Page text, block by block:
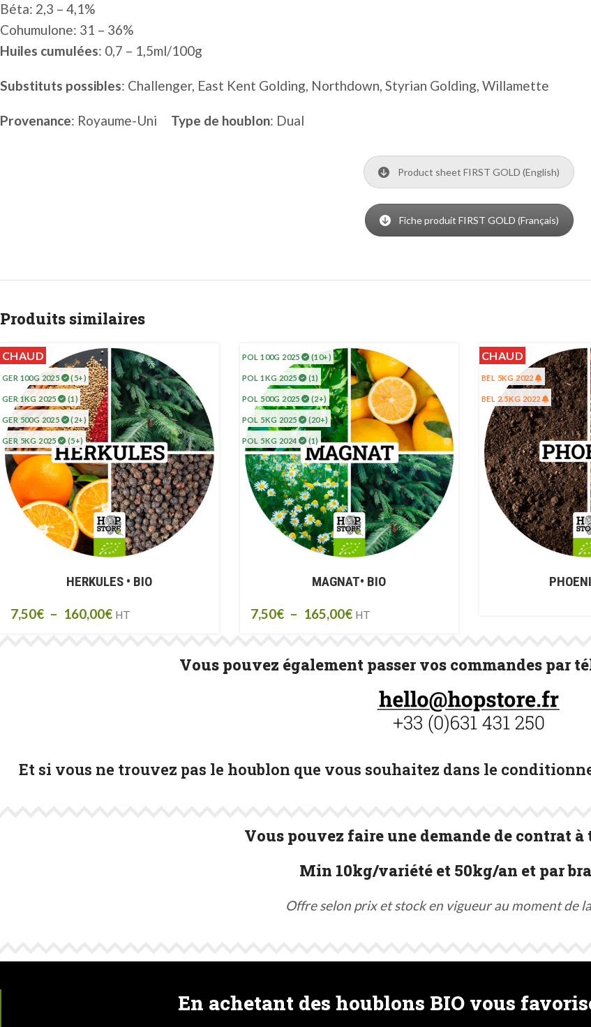
Béta: 2,3 – 4,1%
Cohumulone: 31 – 36%
Huiles cumulées: 0,7 – 1,5ml/100g
Substituts possibles: Challenger, East Kent Golding, Northdown, Styrian Golding, Willamette
Provenance: Royaume-Uni Type de houblon: Dual
Product sheet FIRST GOLD (English)
Fiche produit FIRST GOLD (Français)
Produits similaires
CHAUD
GER 100G 2025 (5+)
GER 1KG 2025 (1)
GER 500G 2025 (2+)
GER 5KG 2025 (5+)
HERKULES • BIO
7,50€ – 160,00€ HT
POL 100G 2025 (10+)
POL 1KG 2025 (1)
POL 500G 2025 (2+)
POL 5KG 2025 (20+)
POL 5KG 2024 (1)
MAGNAT• BIO
7,50€ – 165,00€ HT
CHAUD
BEL 5KG 2022
BEL 2.5KG 2022
Vous pouvez également passer vos commandes par
Et si vous ne trouvez pas le houblon que vous souhaitez dans le
Vous pouvez faire une demande de contrat à
Min 10kg/variété et 50kg/an et par
Offre selon prix et stock en vigueur au moment de
En achetant des houblons BIO vous